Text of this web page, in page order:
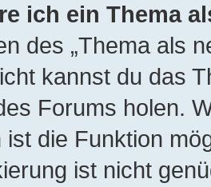
ich ein Thema
des „Thema als
kannst du das
Forums holen.
ist die Funktion
ist nicht